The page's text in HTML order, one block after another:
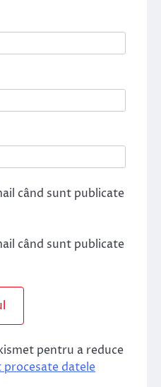
când sunt publicate
când sunt publicate
pentru a reduce
datele